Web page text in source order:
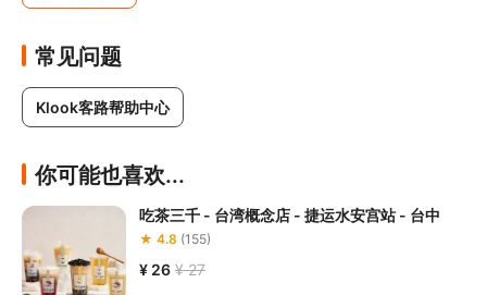
常见问题
Klook客路帮助中心
你可能也喜欢...
吃茶三千 - 台湾概念店 - 捷运水安宫站 - 台中
★ 4.8 (155)
¥ 26 ¥ 27